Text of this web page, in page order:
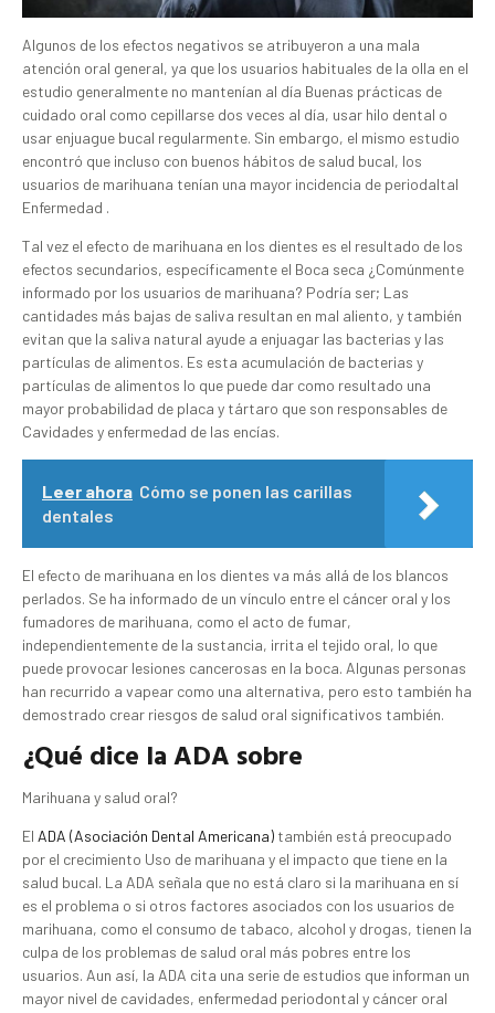
Algunos de los efectos negativos se atribuyeron a una mala
atención oral general, ya que los usuarios habituales de la olla en el
estudio generalmente no mantenían al día Buenas prácticas de
cuidado oral como cepillarse dos veces al día, usar hilo dental o
usar enjuague bucal regularmente. Sin embargo, el mismo estudio
encontró que incluso con buenos hábitos de salud bucal, los
usuarios de marihuana tenían una mayor incidencia de periodaltal
Enfermedad .
Tal vez el efecto de marihuana en los dientes es el resultado de los
efectos secundarios, específicamente el Boca seca ¿Comúnmente
informado por los usuarios de marihuana? Podría ser; Las
cantidades más bajas de saliva resultan en mal aliento, y también
evitan que la saliva natural ayude a enjuagar las bacterias y las
partículas de alimentos. Es esta acumulación de bacterias y
partículas de alimentos lo que puede dar como resultado una
mayor probabilidad de placa y tártaro que son responsables de
Cavidades y enfermedad de las encías.
Leer ahora Cómo se ponen las carillas
dentales
El efecto de marihuana en los dientes va más allá de los blancos
perlados. Se ha informado de un vínculo entre el cáncer oral y los
fumadores de marihuana, como el acto de fumar,
independientemente de la sustancia, irrita el tejido oral, lo que
puede provocar lesiones cancerosas en la boca. Algunas personas
han recurrido a vapear como una alternativa, pero esto también ha
demostrado crear riesgos de salud oral significativos también.
¿Qué dice la ADA sobre
Marihuana y salud oral?
El ADA (Asociación Dental Americana) también está preocupado
por el crecimiento Uso de marihuana y el impacto que tiene en la
salud bucal. La ADA señala que no está claro si la marihuana en sí
es el problema o si otros factores asociados con los usuarios de
marihuana, como el consumo de tabaco, alcohol y drogas, tienen la
culpa de los problemas de salud oral más pobres entre los
usuarios. Aun así, la ADA cita una serie de estudios que informan un
mayor nivel de cavidades, enfermedad periodontal y cáncer oral